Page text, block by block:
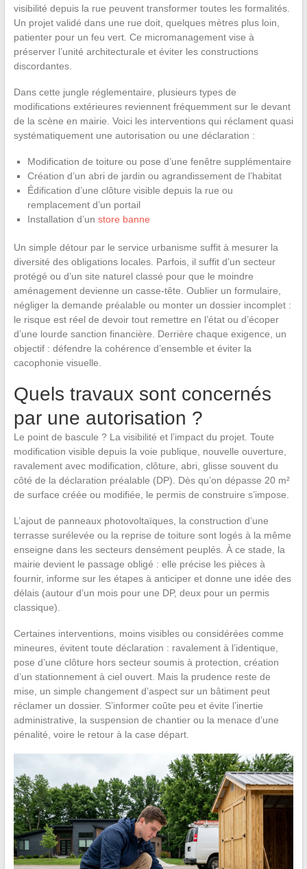
visibilité depuis la rue peuvent transformer toutes les formalités.
Un projet validé dans une rue doit, quelques mètres plus loin,
patienter pour un feu vert. Ce micromanagement vise à
préserver l’unité architecturale et éviter les constructions
discordantes.
Dans cette jungle réglementaire, plusieurs types de
modifications extérieures reviennent fréquemment sur le devant
de la scène en mairie. Voici les interventions qui réclament quasi
systématiquement une autorisation ou une déclaration :
Modification de toiture ou pose d’une fenêtre supplémentaire
Création d’un abri de jardin ou agrandissement de l’habitat
Édification d’une clôture visible depuis la rue ou
remplacement d’un portail
Installation d’un store banne
Un simple détour par le service urbanisme suffit à mesurer la
diversité des obligations locales. Parfois, il suffit d’un secteur
protégé ou d’un site naturel classé pour que le moindre
aménagement devienne un casse-tête. Oublier un formulaire,
négliger la demande préalable ou monter un dossier incomplet :
le risque est réel de devoir tout remettre en l’état ou d’écoper
d’une lourde sanction financière. Derrière chaque exigence, un
objectif : défendre la cohérence d’ensemble et éviter la
cacophonie visuelle.
Quels travaux sont concernés
par une autorisation ?
Le point de bascule ? La visibilité et l’impact du projet. Toute
modification visible depuis la voie publique, nouvelle ouverture,
ravalement avec modification, clôture, abri, glisse souvent du
côté de la déclaration préalable (DP). Dès qu’on dépasse 20 m²
de surface créée ou modifiée, le permis de construire s’impose.
L’ajout de panneaux photovoltaïques, la construction d’une
terrasse surélevée ou la reprise de toiture sont logés à la même
enseigne dans les secteurs densément peuplés. À ce stade, la
mairie devient le passage obligé : elle précise les pièces à
fournir, informe sur les étapes à anticiper et donne une idée des
délais (autour d’un mois pour une DP, deux pour un permis
classique).
Certaines interventions, moins visibles ou considérées comme
mineures, évitent toute déclaration : ravalement à l’identique,
pose d’une clôture hors secteur soumis à protection, création
d’un stationnement à ciel ouvert. Mais la prudence reste de
mise, un simple changement d’aspect sur un bâtiment peut
réclamer un dossier. S’informer coûte peu et évite l’inertie
administrative, la suspension de chantier ou la menace d’une
pénalité, voire le retour à la case départ.